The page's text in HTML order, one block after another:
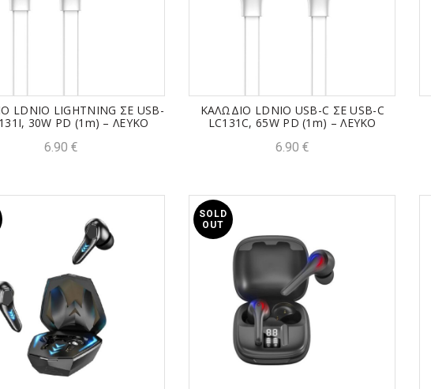
LDNIO LIGHTNING ΣΕ USB-
30W PD (1m) – ΛΕΥΚΟ
6.90€
ΚΑΛΩΔΙΟ LDNIO USB-C ΣΕ USB-C
LC131C, 65W PD (1m) – ΛΕΥΚΟ
6.90 €
SOLD
OUT